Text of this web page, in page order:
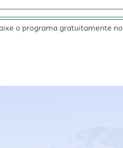
o programa gratuitamente no